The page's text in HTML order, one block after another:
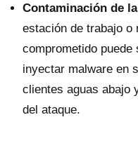
Contaminación de
estación de trabajo o
comprometido
inyectar malware en
clientes aguas abajo
del ataque.